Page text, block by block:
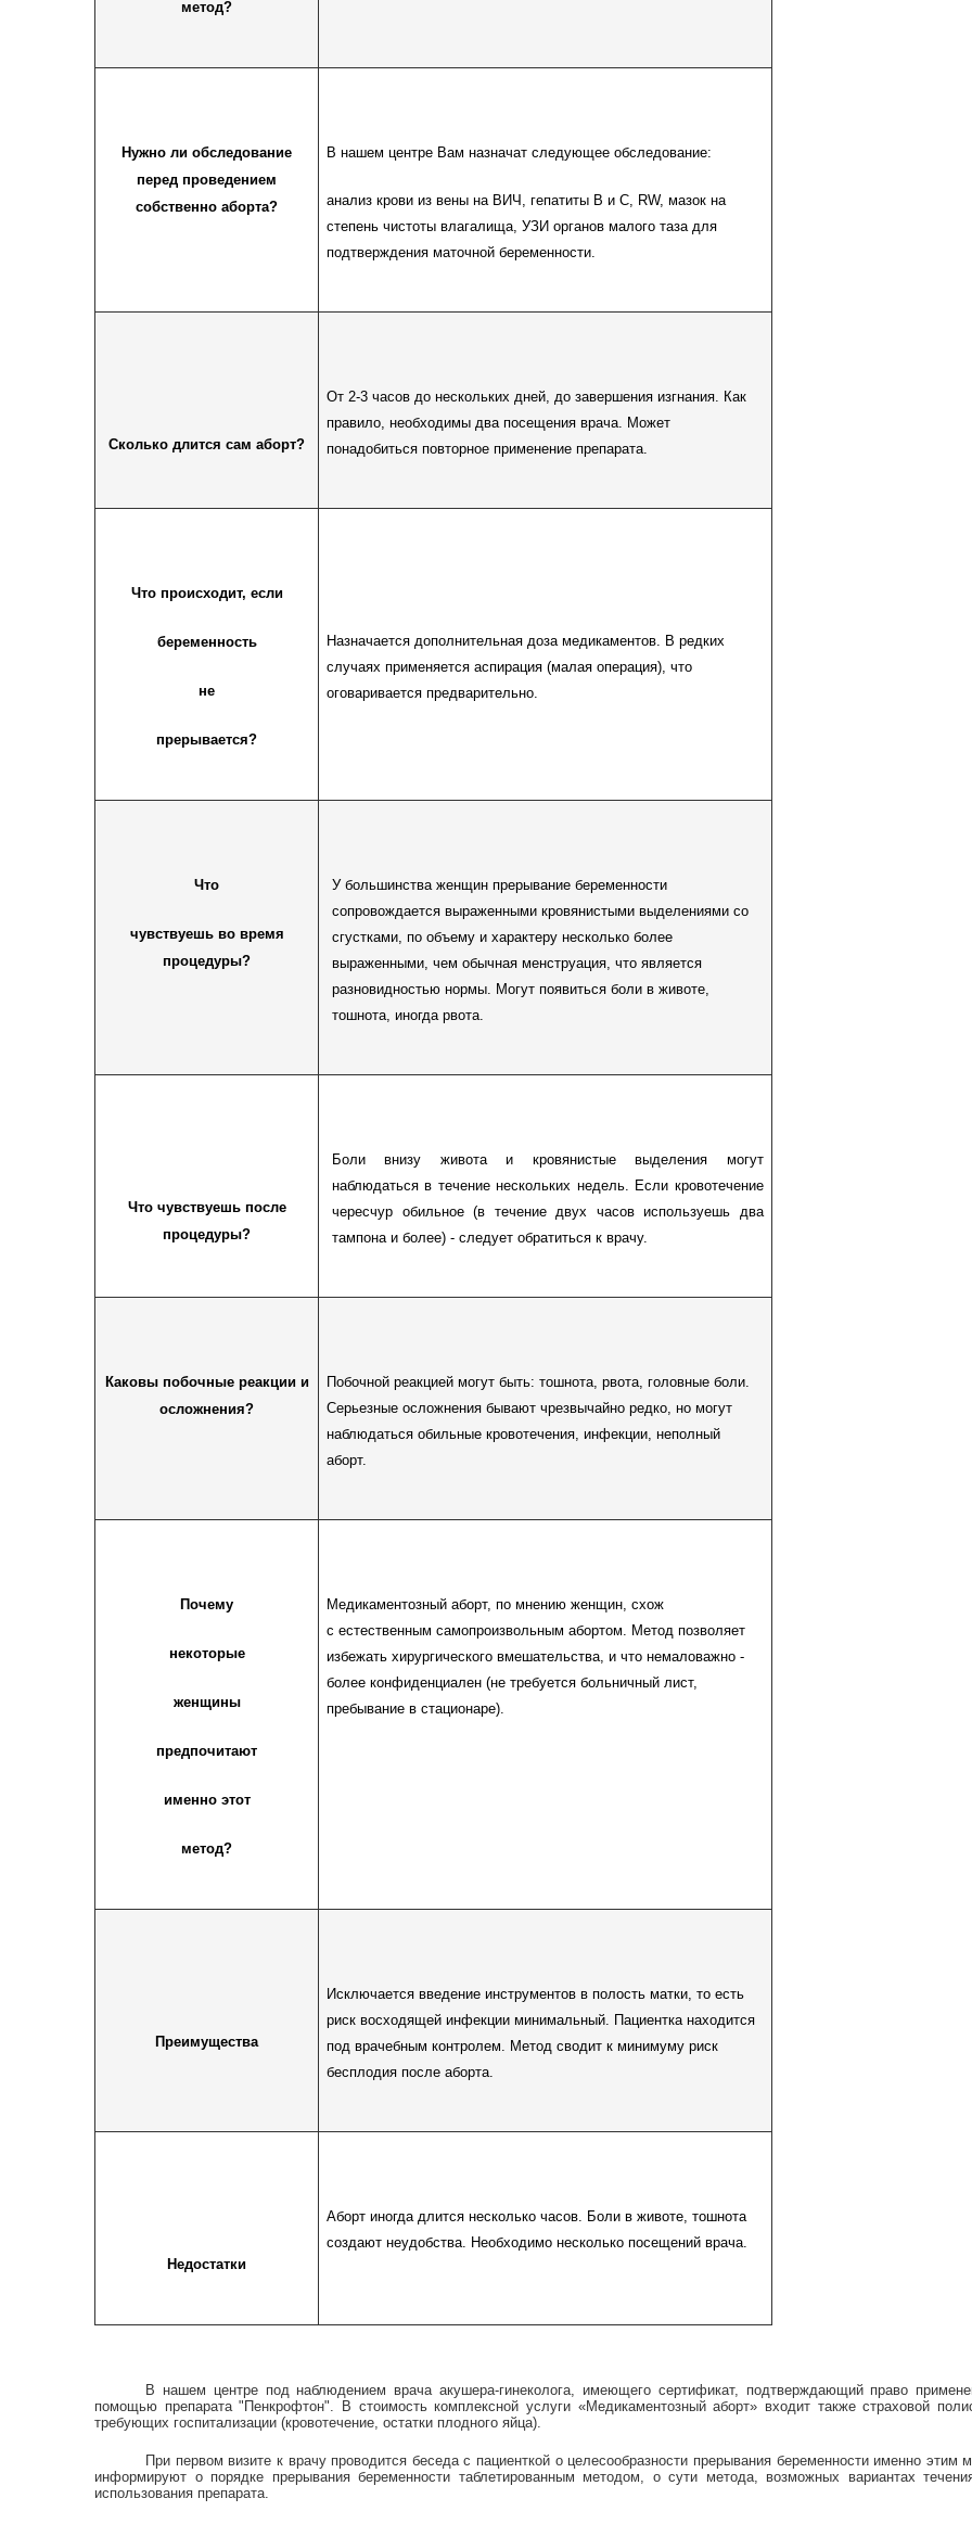
метод?
Нужно ли обследование
перед проведением
собственно аборта?
В нашем центре Вам назначат следующее обследование:
анализ крови из вены на ВИЧ, гепатиты В и С, RW, мазок на
степень чистоты влагалища, УЗИ органов малого таза для
подтверждения маточной беременности.
Сколько длится сам аборт?
От 2-3 часов до нескольких дней, до завершения изгнания. Как
правило, необходимы два посещения врача. Может
понадобиться повторное применение препарата.
Что происходит, если
беременность
не
прерывается?
Назначается дополнительная доза медикаментов. В редких
случаях применяется аспирация (малая операция), что
оговаривается предварительно.
Что
чувствуешь во время
процедуры?
У большинства женщин прерывание беременности
сопровождается выраженными кровянистыми выделениями со
сгустками, по объему и характеру несколько более
выраженными, чем обычная менструация, что является
разновидностью нормы. Могут появиться боли в животе,
тошнота, иногда рвота.
Что чувствуешь после
процедуры?
Боли внизу живота и кровянистые выделения могут
наблюдаться в течение нескольких недель. Если кровотечение
чересчур обильное (в течение двух часов используешь два
тампона и более) - следует обратиться к врачу.
Каковы побочные реакции и
осложнения?
Побочной реакцией могут быть: тошнота, рвота, головные боли.
Серьезные осложнения бывают чрезвычайно редко, но могут
наблюдаться обильные кровотечения, инфекции, неполный
аборт.
Почему
некоторые
женщины
предпочитают
именно этот
метод?
Медикаментозный аборт, по мнению женщин, схож
с естественным самопроизвольным абортом. Метод позволяет
избежать хирургического вмешательства, и что немаловажно -
более конфиденциален (не требуется больничный лист,
пребывание в стационаре).
Преимущества
Исключается введение инструментов в полость матки, то есть
риск восходящей инфекции минимальный. Пациентка находится
под врачебным контролем. Метод сводит к минимуму риск
бесплодия после аборта.
Недостатки
Аборт иногда длится несколько часов. Боли в животе, тошнота
создают неудобства. Необходимо несколько посещений врача.
В нашем центре под наблюдением врача акушера-гинеколога, имеющего сертификат, подтверждающий право
помощью препарата "Пенкрофтон". В стоимость комплексной услуги «Медикаментозный аборт» входит также страховой
требующих госпитализации (кровотечение, остатки плодного яйца).
При первом визите к врачу проводится беседа с пациенткой о целесообразности прерывания беременности именно этим
информируют о порядке прерывания беременности таблетированным методом, о сути метода, возможных вариантах
использования препарата.